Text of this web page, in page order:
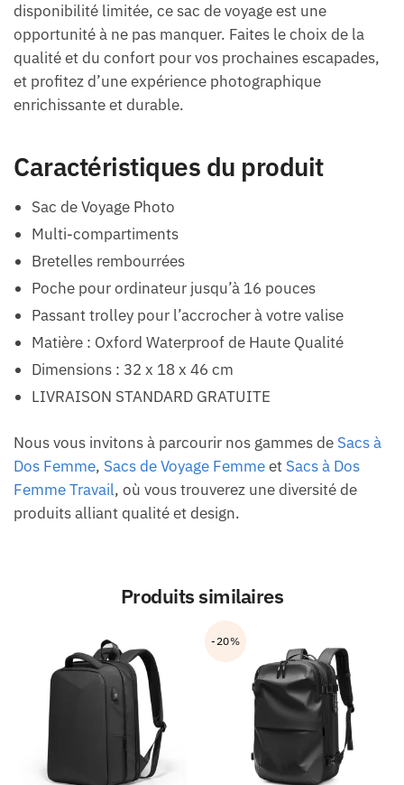
disponibilité limitée, ce sac de voyage est une
opportunité à ne pas manquer. Faites le choix de la
qualité et du confort pour vos prochaines escapades,
et profitez d’une expérience photographique
enrichissante et durable.
Caractéristiques du produit
Sac de Voyage Photo
Multi-compartiments
Bretelles rembourrées
Poche pour ordinateur jusqu’à 16 pouces
Passant trolley pour l’accrocher à votre valise
Matière : Oxford Waterproof de Haute Qualité
Dimensions : 32 x 18 x 46 cm
LIVRAISON STANDARD GRATUITE
Nous vous invitons à parcourir nos gammes de Sacs à
Dos Femme, Sacs de Voyage Femmeet Sacs à Dos
Femme Travail, où vous trouverez une diversité de
produits alliant qualité et design.
Produits similaires
-20%